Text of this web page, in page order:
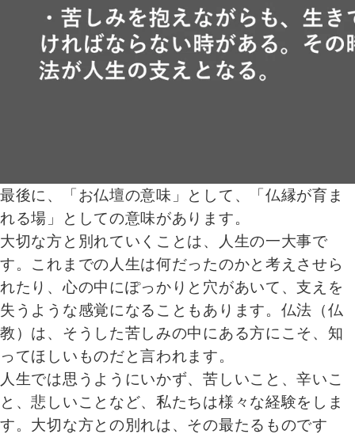
最後に、「お仏壇の意味」として、「仏縁が育ま
れる場」としての意味があります。
大切な方と別れていくことは、人生の一大事で
す。これまでの人生は何だったのかと考えさせら
れたり、心の中にぽっかりと穴があいて、支えを
失うような感覚になることもあります。仏法（仏
教）は、そうした苦しみの中にある方にこそ、知
ってほしいものだと言われます。
人生では思うようにいかず、苦しいこと、辛いこ
と、悲しいことなど、私たちは様々な経験をしま
す。大切な方との別れは、その最たるものです